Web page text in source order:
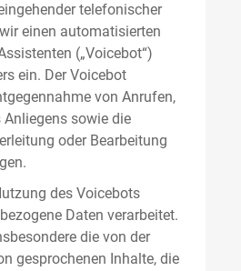
telefonischer
einen automatisierten
(„Voicebot“)
ein. Der Voicebot
von Anrufen,
sowie die
oder Bearbeitung
des Voicebots
Daten verarbeitet.
die von der
gesprochenen Inhalte, die